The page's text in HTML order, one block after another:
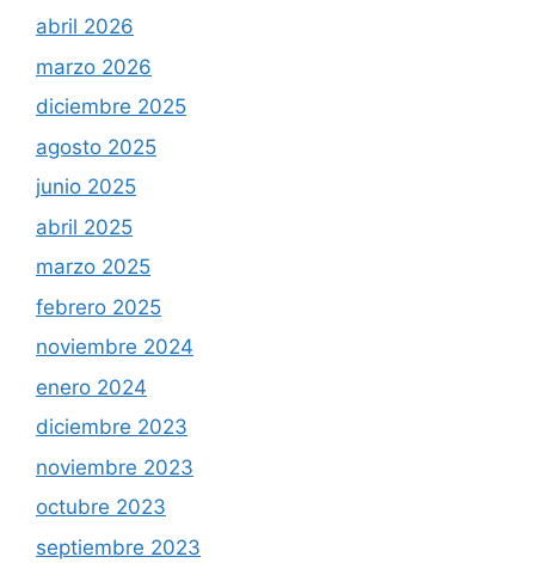
abril 2026
marzo 2026
diciembre 2025
agosto 2025
junio 2025
abril 2025
marzo 2025
febrero 2025
noviembre 2024
enero 2024
diciembre 2023
noviembre 2023
octubre 2023
septiembre 2023